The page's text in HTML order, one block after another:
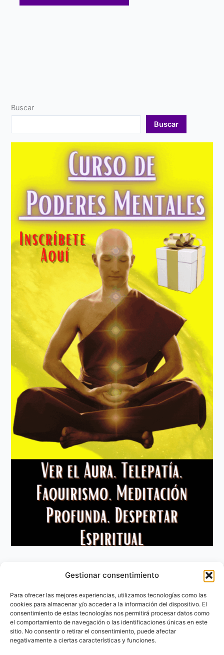
Gestionar consentimiento
Para ofrecer las mejores experiencias, utilizamos tecnologías como las
cookies para almacenar y/o acceder a la información del dispositivo. El
consentimiento de estas tecnologías nos permitirá procesar datos como
el comportamiento de navegación o las identificaciones únicas en este
sitio. No consentir o retirar el consentimiento, puede afectar
negativamente a ciertas características y funciones.
Buscar
Buscar
Aviso Legal
Política de privacidad
Política de Cookies
Contacto